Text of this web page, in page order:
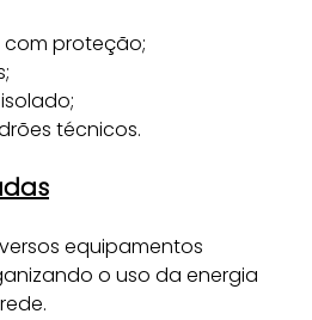
proteção;
técnicos.
equipamentos
o uso da energia